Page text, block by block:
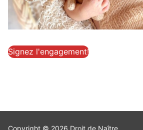
Signez l'engagement!
Copyright © 2026 Droit de Naître